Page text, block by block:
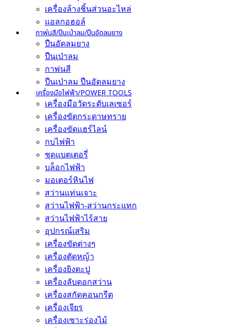
เครื่องล้างชิ้นส่วนอะไหล่
แอลกอฮอล์
กาพ่นสี/ปืนเป่าลม/ปืนอัดลมยาง
ปืนอัดลมยาง
ปืนเป่าลม
กาพ่นสี
ปืนเป่าลม ปืนอัดลมยาง
เครื่องมือไฟฟ้า/POWER TOOLS
เครื่องมือวัดระดับเลเซอร์
เครื่องขัดกระดาษทราย
เครื่องขัดแฮร์ไลน์
กบไฟฟ้า
ชุดแบตเตอรี่
บล็อกไฟฟ้า
มอเตอร์หินไฟ
สว่านแท่นเจาะ
สว่านไฟฟ้า-สว่านกระแทก
สว่านไฟฟ้าไร้สาย
อุปกรณ์เสริม
เครื่องขัดต่างๆ
เครื่องตัดหญ้า
เครื่องยิงตะปู
เครื่องลับดอกสว่าน
เครื่องสกัดคอนกรีต
เครื่องเจียร
เครื่องเซาะร่องไม้